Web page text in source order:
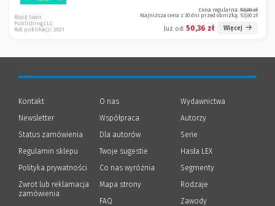
Cena regularna: 53,00 zł
Najniższa cena z 30 dni przed obniżką: 53,00 zł
Już od: 50,36 zł Więcej
Black Swan
Publishing,LLC
Rok publikacji: 2021
Kontakt
Newsletter
Status zamówienia
Regulamin sklepu
Polityka prywatności (Nowe
(Link
innej
Zwrot lub reklamacja
zamówienia
O nas
Współpraca
Dla autorów(Nowe
(Link
innej
strony)
Twoje sugestie
Co nas wyróżnia
Mapa strony
FAQ
Wydawnictwa
Autorzy
Serie
Hasła LEX
Segmenty
Rodzaje
Zawody